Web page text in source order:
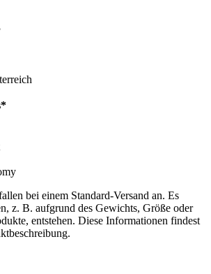
bei einem Standard-Versand an. Es
z. B. aufgrund des Gewichts, Größe oder
entstehen. Diese Informationen findest